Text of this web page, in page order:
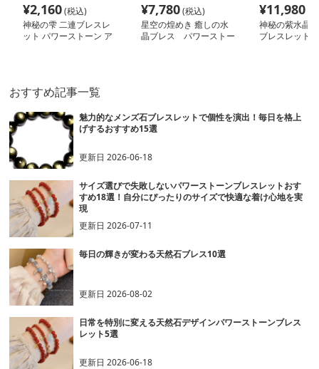
¥2,160(税込)
神秘の雫 二連ブレスレ
ット パワーストーン ア
¥7,780(税込)
星空の煌めき 癒しの水
晶ブレス パワーストー
¥11,980
神秘の紫水晶
ブレスレット
おすすめ記事一覧
魅力的なメンズ石ブレスレットで個性を演出！毎日を格上
げするおすすめ15選
更新日2026-06-18
サイズ選びで失敗しないパワーストーンブレスレットおす
すめ18選！自分にぴったりのサイズで快適な着け心地を実
現
更新日2026-07-11
毎日の輝きが変わる天然石ブレス10選
更新日2026-08-02
日常を特別に変える天然石デザインパワーストーンブレス
レット5選
更新日2026-06-18